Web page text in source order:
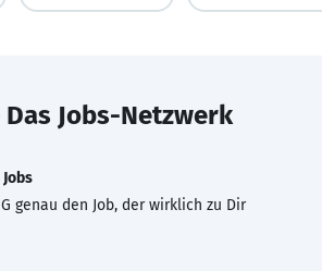
Das Jobs-Netzwerk
genau den Job, der wirklich zu Dir